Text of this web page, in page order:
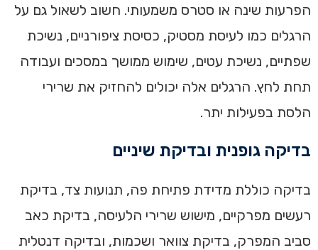
הפרעות שינה או סטרס משמעותי. חשוב לשאול גם על
הרגלים כמו לעיסת מסטיק, כסיסת ציפורניים, נשיכת
שפתיים, נשיכת עטים, שימוש ממושך במסכים ועבודה
תחת לחץ. הרגלים אלה יכולים להחזיק את שרירי
הלסת בפעילות יתר.
בדיקה גופנית ובדיקת שיניים
בדיקה כוללת מדידת פתיחת פה, תנועות צד, בדיקת
רעשים מפרקיים, מישוש שרירי הלעיסה, בדיקת כאב
סביב המפרק, בדיקת צוואר ושכמות, ובדיקה דנטלית